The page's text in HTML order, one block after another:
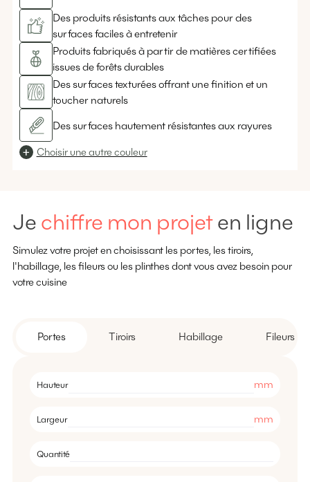
Des produits résistants aux tâches pour des
surfaces faciles à entretenir
Produits fabriqués à partir de matières certifiées
issues de forêts durables
Des surfaces texturées offrant une finition et un
toucher naturels
Des surfaces hautement résistantes aux rayures
Choisir une autre couleur
Je chiffre mon projeten ligne
Simulez votre projet en choisissant les portes, les tiroirs,
l'habillage, les fileurs ou les plinthes dont vous avez besoin pour
votre cuisine
Portes Tiroirs Habillage Fileurs
Hauteur mm
Largeur mm
Quantité